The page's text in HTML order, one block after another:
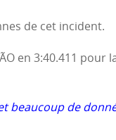
de cet incident.
en 3:40.411 pour
beaucoup de